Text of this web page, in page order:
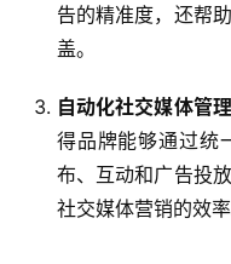
告的精准度，还帮
盖。
自动化社交媒体管理
得品牌能够通过统
布、互动和广告投
社交媒体营销的效率